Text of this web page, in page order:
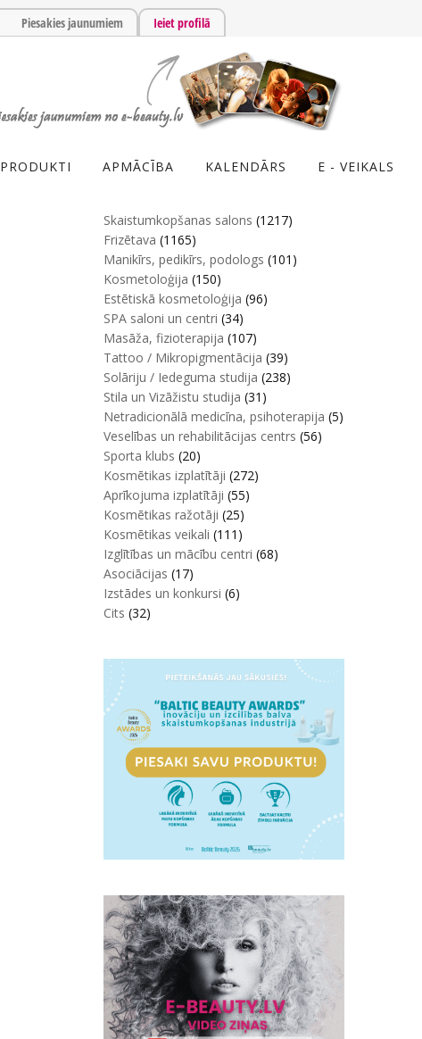
Piesakies jaunumiem Ieiet profilā
PRODUKTI APMĀCĪBA KALENDĀRS E - VEIKALS
Skaistumkopšanas salons (1217)
Frizētava (1165)
Manikīrs, pedikīrs, podologs (101)
Kosmetoloģija (150)
Estētiskā kosmetoloģija (96)
SPA saloni un centri (34)
Masāža, fizioterapija (107)
Tattoo / Mikropigmentācija (39)
Solāriju / Iedeguma studija (238)
Stila un Vizāžistu studija (31)
Netradicionālā medicīna, psihoterapija (5)
Veselības un rehabilitācijas centrs (56)
Sporta klubs (20)
Kosmētikas izplatītāji (272)
Aprīkojuma izplatītāji (55)
Kosmētikas ražotāji (25)
Kosmētikas veikali (111)
Izglītības un mācību centri (68)
Asociācijas (17)
Izstādes un konkursi (6)
Cits (32)